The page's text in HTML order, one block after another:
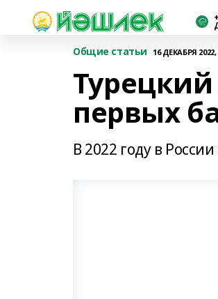
Общие статьи
16 ДЕКАБРЯ 2022,
первых
В 2022 году в